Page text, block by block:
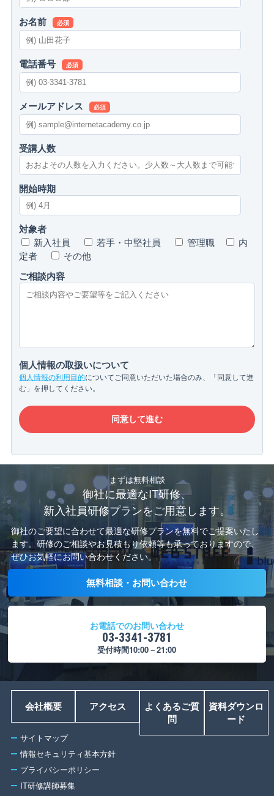
お名前 必須
電話番号 必須
メールアドレス 必須
受講人数
開始時期
対象者
新入社員 若手・中堅社員 管理職
内
定者
その他
ご相談内容
個人情報の取扱いについて
個人情報の利用目的についてご同意いただいた場合のみ、「同意して進
む」を押してください。
まずは無料相談
御社に最適なIT研修、
新入社員研修プランをご用意します。
御社のご要望に合わせて最適な研修プランを無料でご提案いたし
ます。 研修のご相談やお見積もり依頼等も承っておりますので、
ぜひお気軽にお問い合わせください。
無料相談・お問い合わせ
お電話でのお問い合わせ
03-3341-3781
受付時間10:00－21:00
サイトマップ
情報セキュリティ基本方針
プライバシーポリシー
IT研修講師募集
会社概要 アクセス
よくあるご質
問
資料ダウンロ
ード